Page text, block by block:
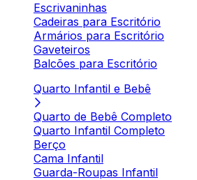
Escrivaninhas
Cadeiras para Escritório
Armários para Escritório
Gaveteiros
Balcões para Escritório
Quarto Infantil e Bebê
Quarto de Bebê Completo
Quarto Infantil Completo
Berço
Cama Infantil
Guarda-Roupas Infantil